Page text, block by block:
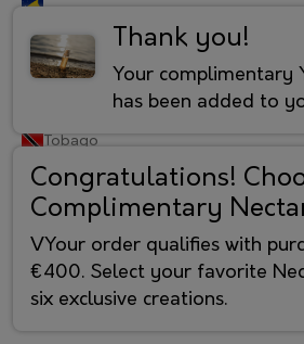
Tonga
(EUR €)
Tobago
(EUR €)
Tristan da
(EUR €)
Tunisia
Thank you!
Your complimentary
has been added to
Congratulations!
Complimentary
VYour order qualifies with
€400. Select your favorite
six exclusive creations.
Romania (EUR €)
Russia (RUB ₽)
San Marino (EUR €)
São Tomé & Príncipe (EUR €)
Saudi Arabia (EUR €)